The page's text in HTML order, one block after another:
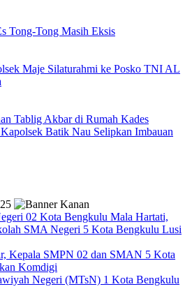
Tong-Tong Masih Eksis
Maje Silaturahmi ke Posko TNI AL
Tablig Akbar di Rumah Kades
Batik Nau Selipkan Imbauan
Kepala SMPN 02 dan SMAN 5 Kota
Komdigi